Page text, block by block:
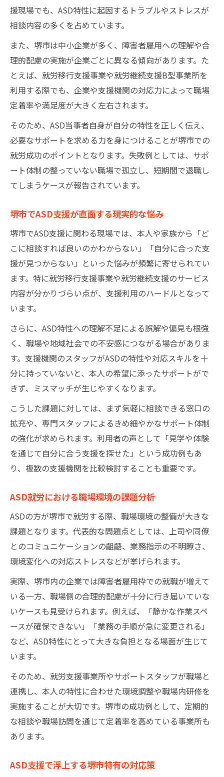
援現場でも、ASD特性に起因するトラブルやストレスが
相談内容の多くを占めています。
また、堺市は中小企業が多く、障害者雇用への理解や合
理的配慮の実施が企業ごとに異なる傾向があります。た
とえば、就労移行支援事業や就労継続支援B型事業所を
利用する際でも、企業や支援機関の対応力によって職場
定着率や満足度が大きく左右されます。
そのため、ASD当事者自身が自分の特性を正しく伝え、
必要なサポートを求める力を身につけることが堺市での
就労成功のポイントとなります。失敗例としては、サポ
ート体制の整っていない職場で孤立し、短期間で退職し
てしまうケースが報告されています。
堺市でASD支援が直面する現実的な悩み
堺市でASD支援に関わる現場では、本人や家族から「ど
こに相談すれば良いのかわからない」「自分に合った支
援が見つからない」といった悩みが頻繁に寄せられてい
ます。特に就労移行支援事業や就労継続支援のサービス
内容が分かりづらい点が、支援利用のハードルとなって
います。
さらに、ASD特性への理解不足による誤解や偏見も根強
く、職場や地域社会での不安感につながる場合がありま
す。支援機関のスタッフがASDの特性や対応スキルを十
分に持っていないと、本人の希望に添ったサポートがで
きず、ミスマッチが生じやすくなります。
こうした課題に対しては、まず気軽に相談できる窓口の
拡充や、専門スタッフによるきめ細やかなサポート体制
の強化が求められます。利用者の声として「見学や体験
を通じて自分に合う支援を探せた」という成功例もあ
り、複数の支援機関を比較検討することも重要です。
ASD就労における職場環境の課題分析
ASDの方が堺市で就労する際、職場環境の整備が大きな
課題となります。代表的な問題点としては、上司や同僚
とのコミュニケーションの齟齬、業務指示の不明瞭さ、
環境変化への対応ストレスなどが挙げられます。
実際、堺市内の企業では障害者雇用枠での就職が増えて
いる一方、職場側の合理的配慮が十分に行き届いていな
いケースも見受けられます。例えば、「静かな作業スペ
ースが確保できない」「業務の手順が急に変更される」
など、ASD特性にとって大きな負担となる場面が生じて
います。
そのため、就労支援事業所やサポートスタッフが職場と
連携し、本人の特性に合わせた環境調整や職場内研修を
実施することが大切です。堺市の成功例として、定期的
な相談や職場訪問を通じて定着率を高めている事業所も
あります。
ASD支援で浮上する堺市特有の対応策